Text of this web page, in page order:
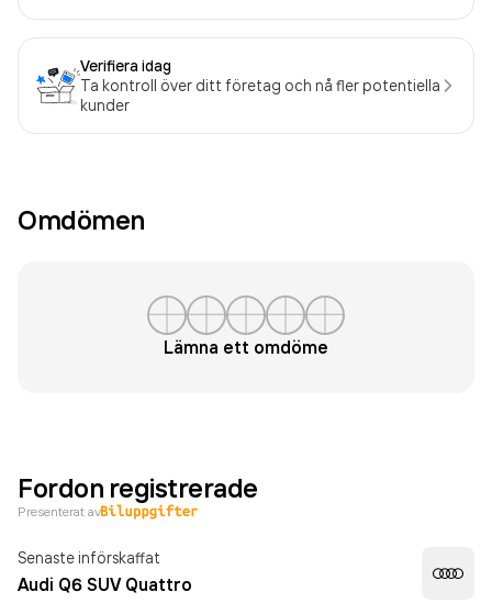
Verifiera idag
Ta kontroll över ditt företag och nå fler potentiella
kunder
Omdömen
Lämna ett omdöme
Fordon registrerade
Presenterat av
Senaste införskaffat
Audi Q6 SUV Quattro